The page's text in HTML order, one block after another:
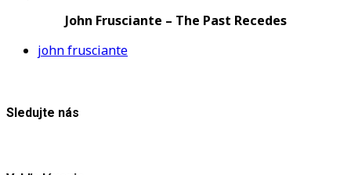
John Frusciante – The Past Recedes
john frusciante
Sledujte nás